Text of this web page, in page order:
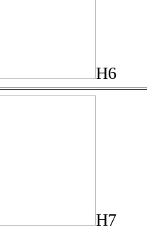
H6
H7